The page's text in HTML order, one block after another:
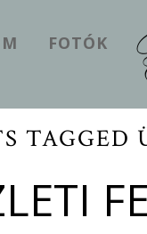
FOTÓK